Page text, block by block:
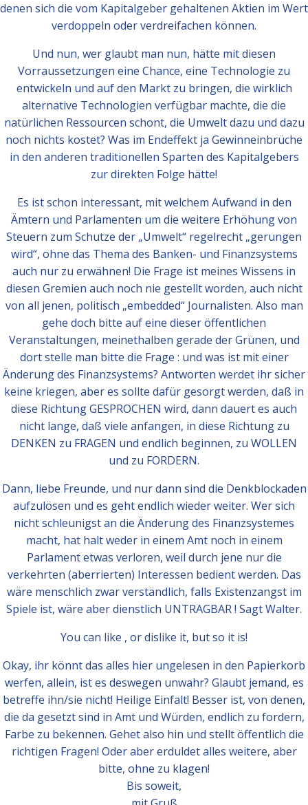
denen sich die vom Kapitalgeber gehaltenen Aktien im Wert
verdoppeln oder verdreifachen können.
Und nun, wer glaubt man nun, hätte mit diesen
Vorraussetzungen eine Chance, eine Technologie zu
entwickeln und auf den Markt zu bringen, die wirklich
alternative Technologien verfügbar machte, die die
natürlichen Ressourcen schont, die Umwelt dazu und dazu
noch nichts kostet? Was im Endeffekt ja Gewinneinbrüche
in den anderen traditionellen Sparten des Kapitalgebers
zur direkten Folge hätte!
Es ist schon interessant, mit welchem Aufwand in den
Ämtern und Parlamenten um die weitere Erhöhung von
Steuern zum Schutze der „Umwelt“ regelrecht „gerungen
wird“, ohne das Thema des Banken- und Finanzsystems
auch nur zu erwähnen! Die Frage ist meines Wissens in
diesen Gremien auch noch nie gestellt worden, auch nicht
von all jenen, politisch „embedded“ Journalisten. Also man
gehe doch bitte auf eine dieser öffentlichen
Veranstaltungen, meinethalben gerade der Grünen, und
dort stelle man bitte die Frage : und was ist mit einer
Änderung des Finanzsystems? Antworten werdet ihr sicher
keine kriegen, aber es sollte dafür gesorgt werden, daß in
diese Richtung GESPROCHEN wird, dann dauert es auch
nicht lange, daß viele anfangen, in diese Richtung zu
DENKEN zu FRAGEN und endlich beginnen, zu WOLLEN
und zu FORDERN.
Dann, liebe Freunde, und nur dann sind die Denkblockaden
aufzulösen und es geht endlich wieder weiter. Wer sich
nicht schleunigst an die Änderung des Finanzsystemes
macht, hat halt weder in einem Amt noch in einem
Parlament etwas verloren, weil durch jene nur die
verkehrten (aberrierten) Interessen bedient werden. Das
wäre menschlich zwar verständlich, falls Existenzangst im
Spiele ist, wäre aber dienstlich UNTRAGBAR ! Sagt Walter.
You can like , or dislike it, but so it is!
Okay, ihr könnt das alles hier ungelesen in den Papierkorb
werfen, allein, ist es deswegen unwahr? Glaubt jemand, es
betreffe ihn/sie nicht! Heilige Einfalt! Besser ist, von denen,
die da gesetzt sind in Amt und Würden, endlich zu fordern,
Farbe zu bekennen. Gehet also hin und stellt öffentlich die
richtigen Fragen! Oder aber erduldet alles weitere, aber
bitte, ohne zu klagen!
Bis soweit,